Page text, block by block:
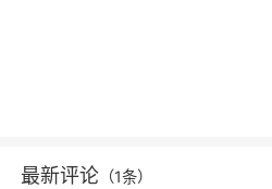
最新评论 （1条）